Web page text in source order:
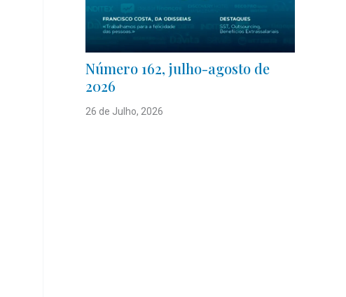
Número 162, julho-agosto de
2026
26 de Julho, 2026